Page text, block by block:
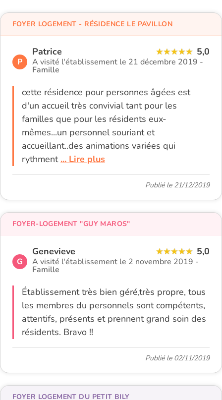
P
Patrice 5,0
A visité l'établissement le 21 décembre 2019 -
Famille
cette résidence pour personnes âgées est
d'un accueil très convivial tant pour les
familles que pour les résidents eux-
mêmes...un personnel souriant et
accueillant..des animations variées qui
rythment ... Lire plus
FOYER LOGEMENT - RÉSIDENCE LE PAVILLON
Publié le 21/12/2019
G
Genevieve 5,0
A visité l'établissement le 2 novembre 2019 -
Famille
Établissement très bien géré,très propre, tous
les membres du personnels sont compétents,
attentifs, présents et prennent grand soin des
résidents. Bravo !!
FOYER-LOGEMENT "GUY MAROS"
Publié le 02/11/2019
FOYER LOGEMENT DU PETIT BILY